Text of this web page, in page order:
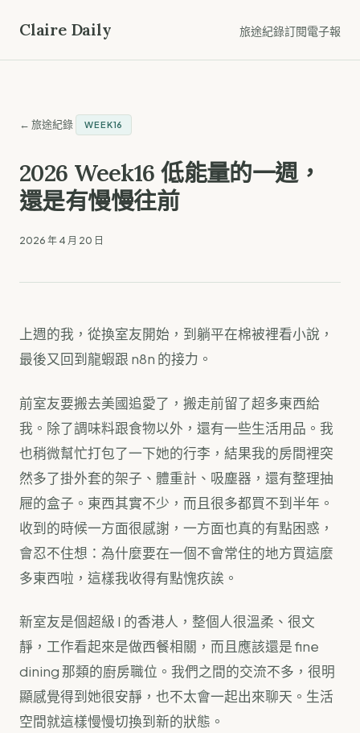
Claire Daily 旅途紀錄訂閱電子報
← 旅途紀錄 WEEK16
2026 Week16 低能量的一週，
還是有慢慢往前
2026 年 4 月 20 日
上週的我，從換室友開始，到躺平在棉被裡看小說，
最後又回到龍蝦跟 n8n 的接力。
前室友要搬去美國追愛了，搬走前留了超多東西給
我。除了調味料跟食物以外，還有一些生活用品。我
也稍微幫忙打包了一下她的行李，結果我的房間裡突
然多了掛外套的架子、體重計、吸塵器，還有整理抽
屜的盒子。東西其實不少，而且很多都買不到半年。
收到的時候一方面很感謝，一方面也真的有點困惑，
會忍不住想：為什麼要在一個不會常住的地方買這麼
多東西啦，這樣我收得有點愧疚誒。
新室友是個超級 I 的香港人，整個人很溫柔、很文
靜，工作看起來是做西餐相關，而且應該還是 fine
dining 那類的廚房職位。我們之間的交流不多，很明
顯感覺得到她很安靜，也不太會一起出來聊天。生活
空間就這樣慢慢切換到新的狀態。